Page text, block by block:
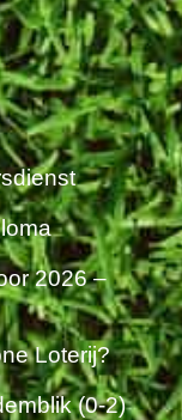
2026 –
Loterij?
(0-2)